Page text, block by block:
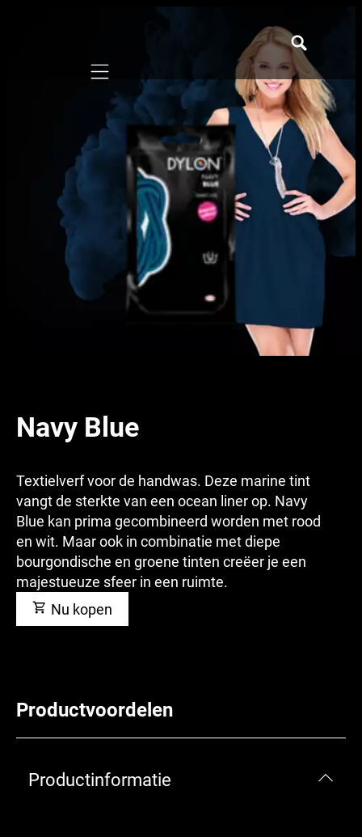
Mobile navigation
Navy Blue
Textielverf voor de handwas. Deze marine tint
vangt de sterkte van een ocean liner op. Navy
Blue kan prima gecombineerd worden met rood
en wit. Maar ook in combinatie met diepe
bourgondische en groene tinten creëer je een
majestueuze sfeer in een ruimte.
Nu kopen
Productvoordelen
Productinformatie